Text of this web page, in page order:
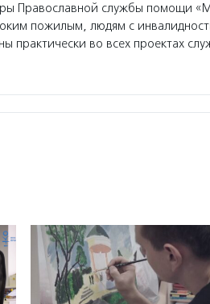
Православной службы помощи
пожилым, людям с
практически во всех проектах